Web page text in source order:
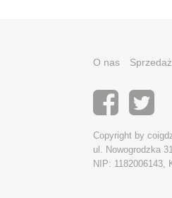
O nas
Copyright by
ul. Nowogrodzka
NIP: 1182006143,